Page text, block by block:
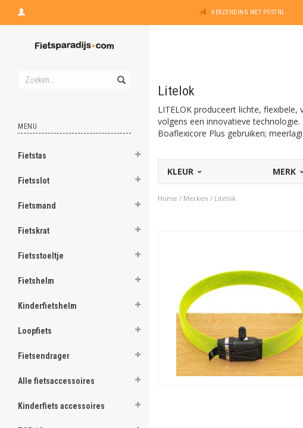
VERZENDING MET POSTNL
MENU
Fietstas
Fietsslot
Fietsmand
Fietskrat
Fietsstoeltje
Fietshelm
Kinderfietshelm
Loopfiets
Fietsendrager
Alle fietsaccessoires
Kinderfiets accessoires
Litelok
LITELOK produceert lichte,
volgens een innovatieve
Boaflexicore Plus gebruiken;
KLEUR MERK
Home / Merken / Litelok